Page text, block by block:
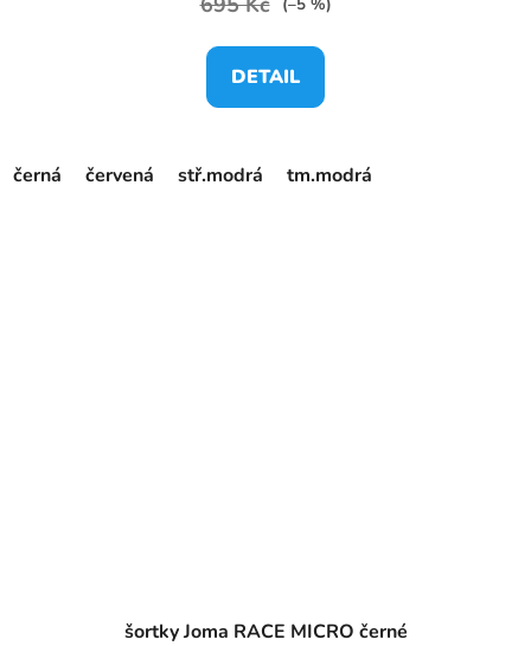
(–5 %)
DETAIL
černá červená stř.modrá tm.modrá
šortky Joma RACE MICRO černé